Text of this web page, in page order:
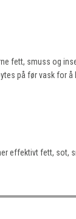
fett, smuss og
på før vask for
effektivt fett, sot,